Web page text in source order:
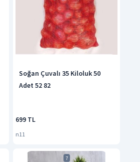
Soğan Çuvalı 35 Kiloluk 50
Adet 52 82
699 TL
n11
7